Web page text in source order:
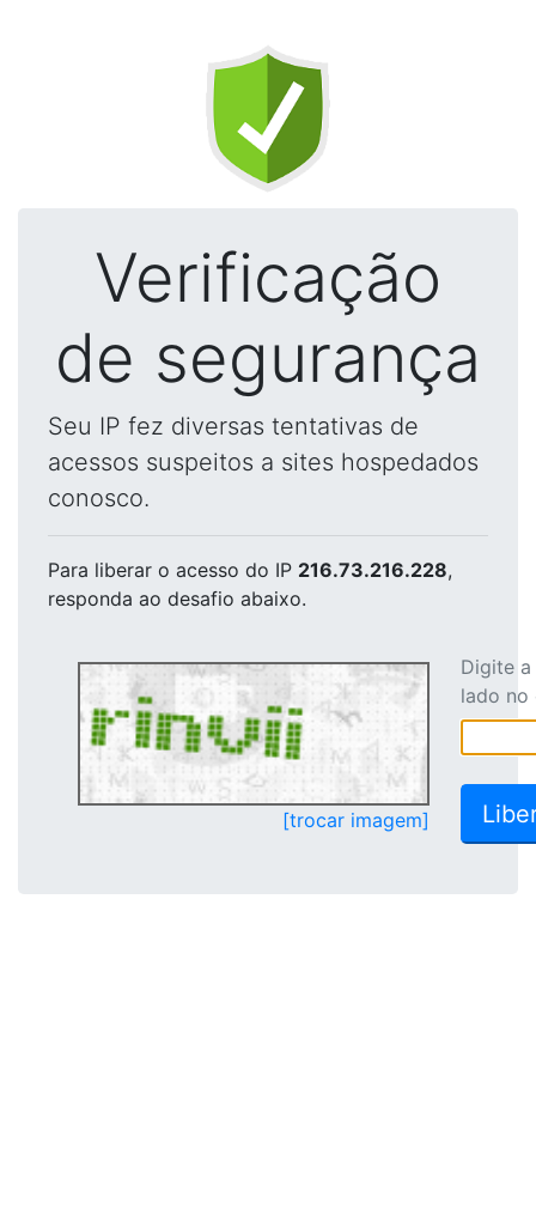
Verificação
de segurança
Seu IP fez diversas tentativas de
acessos suspeitos a sites hospedados
conosco.
Para liberar o acesso do IP 216.73.216.228,
responda ao desafio abaixo.
[trocar imagem]
Digite
lado no